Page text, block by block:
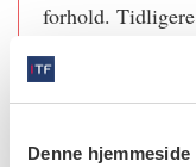
Denne
forhold.
overførsel af
Aggregatibacter
også, at mors